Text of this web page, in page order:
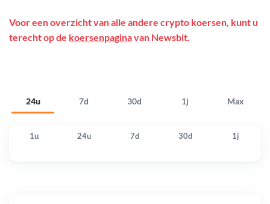
24u 7d 30d 1j Max
Voor een overzicht van alle andere crypto koersen, kunt u
terecht op de koersenpaginavan Newsbit.
1u 24u 7d 30d 1j